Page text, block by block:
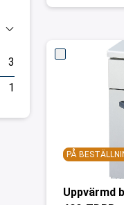
3
1
PÅ
Uppvärmd